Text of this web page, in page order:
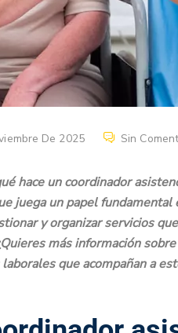
De 2025 Sin
hace un coordinador
juega un papel
y organizar servicios
más información
que acompañan a